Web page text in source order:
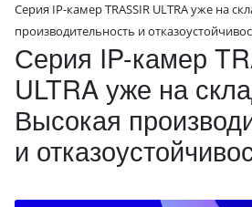
Серия IP-камер TRASSIR ULTRA уже на
производительность и
Серия IP-камер
ULTRA уже на
Высокая
и